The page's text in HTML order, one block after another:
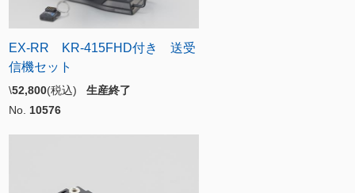
EX-RR KR-415FHD付き 送受
信機セット
\52,800(税込) 生産終了
No. 10576